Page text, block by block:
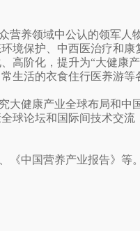
营养领域中公认的领军人
境保护、中西医治疗和
高阶化，提升为“大健康
生活的衣食住行医养游等
大健康产业全球布局和
球论坛和国际间技术交
《中国营养产业报告》等。